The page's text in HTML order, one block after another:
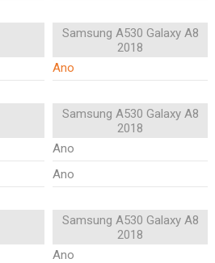
Samsung A530 Galaxy A8
2018
Ano
Samsung A530 Galaxy A8
2018
Ano
Ano
Samsung A530 Galaxy A8
2018
Ano